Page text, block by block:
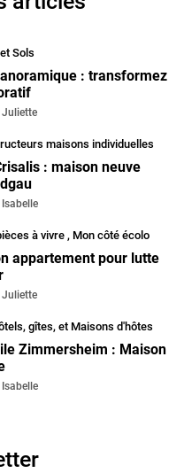
Sols
: transformez
Juliette
maisons individuelles
: maison neuve
Isabelle
à vivre , Mon côté écolo
appartement pour lutte
Juliette
gîtes, et Maisons d'hôtes
Zimmersheim : Maison
Isabelle